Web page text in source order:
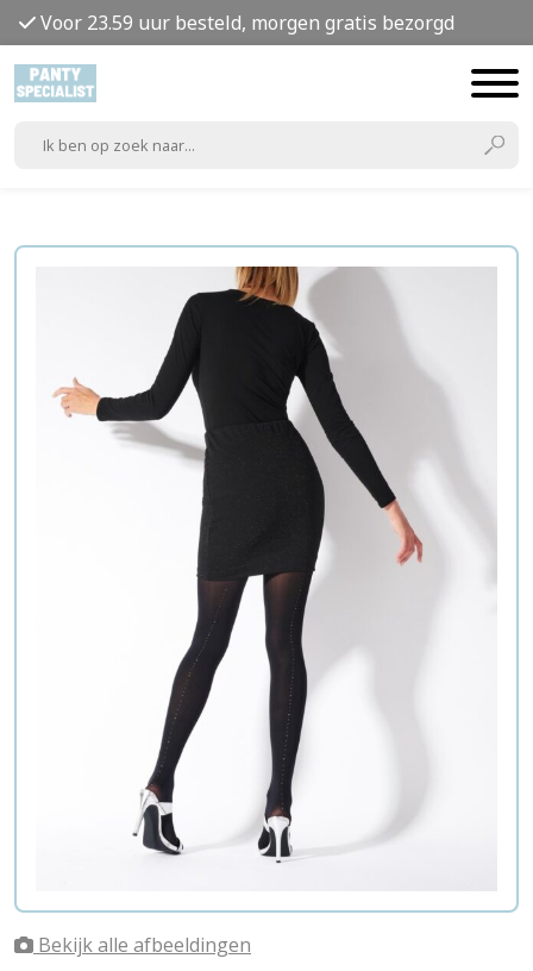
Voor 23.59 uur besteld, morgen gratis bezorgd
Bekijk alle afbeeldingen